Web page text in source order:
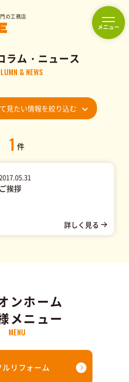
の工務店
ラム・ニュース
& NEWS
見たい情報を絞り込む
1 件
ご挨拶
ンホーム
メニュー
MENU
ルリフォーム
ルリフォーム
内装 外装
ケア事業
ンタル／販売
バリアフリー工事
報・アクセス
紹介
募集